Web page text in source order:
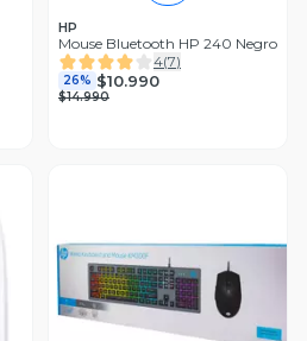
HP
Mouse Bluetooth HP 240 Negro
4(7)
26% $10.990
$14.990